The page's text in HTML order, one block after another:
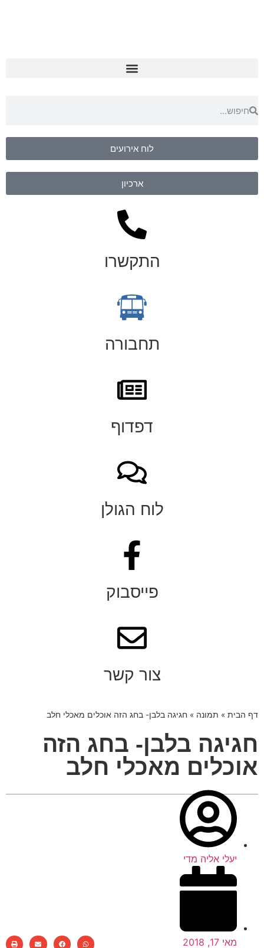
לוח אירועים
ארכיון
התקשרו
תחבורה
דפדוף
לוח הגולן
פייסבוק
צור קשר
דף הבית » תמונה » חגיגה בלבן- בחג הזה אוכלים מאכלי חלב
חגיגה בלבן- בחג הזה
אוכלים מאכלי חלב
יעלי אליה מדי
מאי 17, 2018